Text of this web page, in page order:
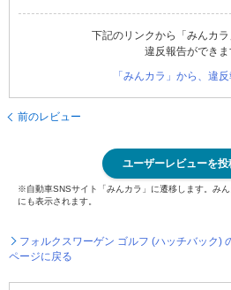
下記のリンクから「みんカラ
違反報告ができま
「みんカラ」から、違
前のレビュー
ユーザーレビューを投
※自動車SNSサイト「みんカラ」に遷移します。み
にも表示されます。
フォルクスワーゲン ゴルフ (ハッチバック)
ページに戻る